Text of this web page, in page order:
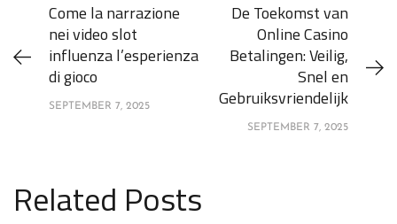
Come la narrazione
nei video slot
influenza l’esperienza
di gioco
SEPTEMBER 7, 2025
De Toekomst van
Online Casino
Betalingen: Veilig,
Snel en
Gebruiksvriendelijk
SEPTEMBER 7, 2025
Related Posts